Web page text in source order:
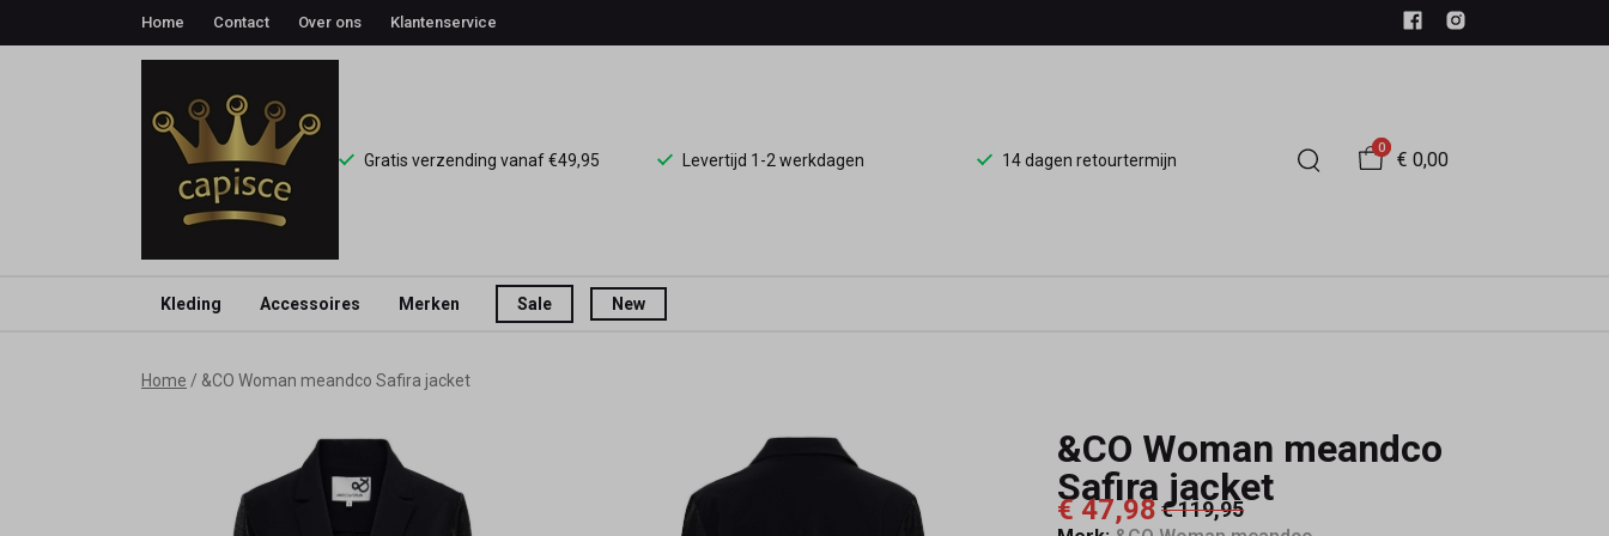
Home Contact Over ons Klantenservice
Gratis verzending vanaf €49,95 Levertijd 1-2 werkdagen 14 dagen retourtermijn
0
€ 0,00
Kleding Accessoires Merken Sale New
Home &CO Woman meandco Safira jacket
&CO Woman meandco
Safira jacket
€ 47,98€ 119,95